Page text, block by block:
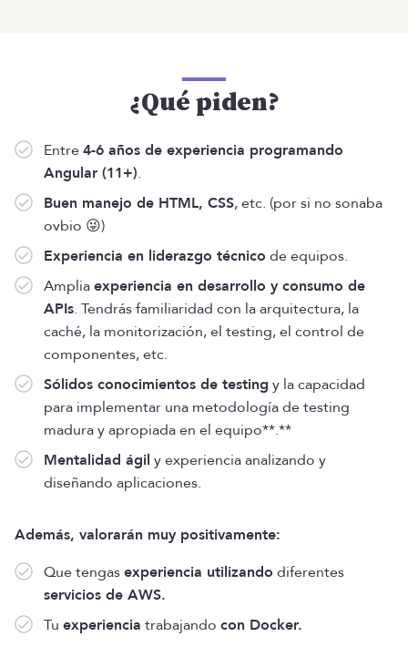
¿Qué piden?
Entre4-6 años de experiencia programando
Angular (11+).
Buen manejo de HTML, CSS, etc. (por si no sonaba
ovbio 😜)
Experiencia en liderazgo técnico de equipos.
Ampliaexperiencia en desarrollo y consumo de
APIs. Tendrás familiaridad con la arquitectura, la
caché, la monitorización, el testing, el control de
componentes, etc.
Sólidos conocimientos de testing y la capacidad
para implementar una metodología de testing
madura y apropiada en el equipo**.**
Mentalidad ágil y experiencia analizando y
diseñando aplicaciones.
Además, valorarán muy positivamente:
Que tengasexperiencia utilizando diferentes
servicios de AWS.
Tu experiencia trabajando con Docker.